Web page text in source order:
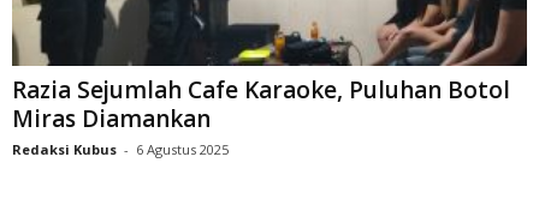
Razia Sejumlah Cafe Karaoke, Puluhan Botol
Miras Diamankan
Redaksi Kubus - 6 Agustus 2025